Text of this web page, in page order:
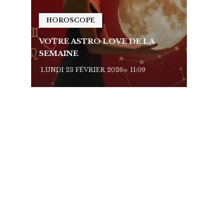
HOROSCOPE
VOTRE ASTRO LOVE DE LA
SEMAINE
LUNDI 23 FÉVRIER 2026 - 11:09